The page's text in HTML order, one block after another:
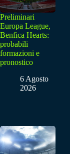
Preliminari
Europa League,
Benfica Hearts:
probabili
formazioni e
pronostico
6 Agosto
2026